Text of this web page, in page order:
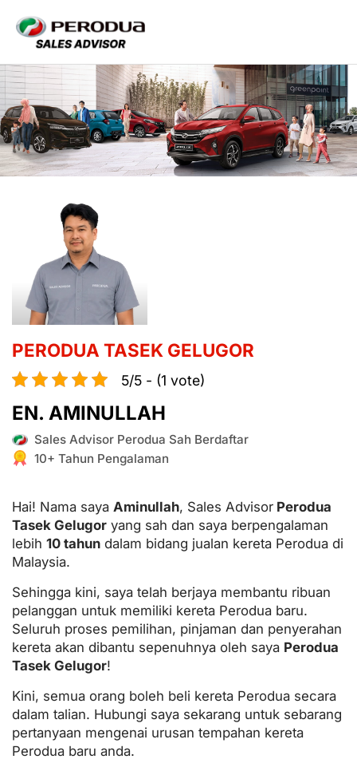
PERODUA TASEK GELUGOR
5/5 - (1 vote)
EN. AMINULLAH
Sales Advisor Perodua Sah Berdaftar
10+ Tahun Pengalaman
Hai! Nama saya Aminullah, Sales Advisor Perodua
Tasek Gelugor yang sah dan saya berpengalaman
lebih 10 tahun dalam bidang jualan kereta Perodua di
Malaysia.
Sehingga kini, saya telah berjaya membantu ribuan
pelanggan untuk memiliki kereta Perodua baru.
Seluruh proses pemilihan, pinjaman dan penyerahan
kereta akan dibantu sepenuhnya oleh saya Perodua
Tasek Gelugor!
Kini, semua orang boleh beli kereta Perodua secara
dalam talian. Hubungi saya sekarang untuk sebarang
pertanyaan mengenai urusan tempahan kereta
Perodua baru anda.